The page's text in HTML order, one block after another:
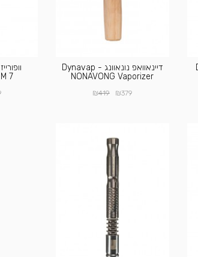
דיינאוואפ נונאוונג - Dynavap
NONAVONG Vaporizer
₪379
₪419
7